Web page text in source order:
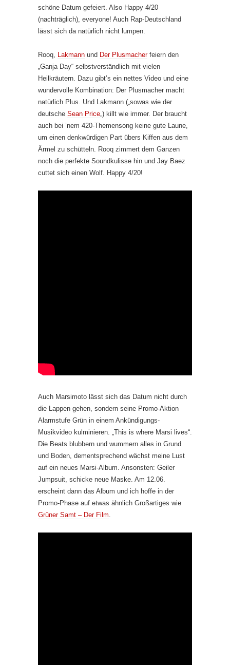
schöne Datum gefeiert. Also Happy 4/20
(nachträglich), everyone! Auch Rap-Deutschland
lässt sich da natürlich nicht lumpen.
Rooq, Lakmann und Der Plusmacherfeiern den
„Ganja Day“ selbstverständlich mit vielen
Heilkräutern. Dazu gibt’s ein nettes Video und eine
wundervolle Kombination: Der Plusmacher macht
natürlich Plus. Und Lakmann („sowas wie der
deutsche Sean Price „) killt wie immer. Der braucht
auch bei ’nem 420-Themensong keine gute Laune,
um einen denkwürdigen Part übers Kiffen aus dem
Ärmel zu schütteln. Rooq zimmert dem Ganzen
noch die perfekte Soundkulisse hin und Jay Baez
cuttet sich einen Wolf. Happy 4/20!
Auch Marsimoto lässt sich das Datum nicht durch
die Lappen gehen, sondern seine Promo-Aktion
Alarmstufe Grün in einem Ankündigungs-
Musikvideo kulminieren. „This is where Marsi lives“.
Die Beats blubbern und wummern alles in Grund
und Boden, dementsprechend wächst meine Lust
auf ein neues Marsi-Album. Ansonsten: Geiler
Jumpsuit, schicke neue Maske. Am 12.06.
erscheint dann das Album und ich hoffe in der
Promo-Phase auf etwas ähnlich Großartiges wie
Grüner Samt – Der Film